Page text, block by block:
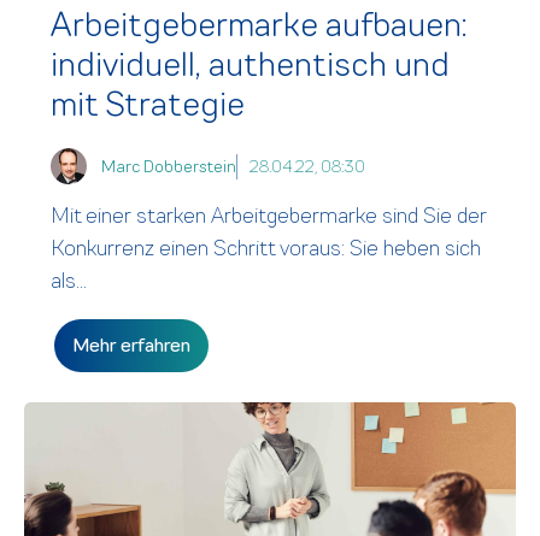
Arbeitgebermarke aufbauen:
individuell, authentisch und
mit Strategie
Marc Dobberstein 28.04.22, 08:30
Mit einer starken Arbeitgebermarke sind Sie der
Konkurrenz einen Schritt voraus: Sie heben sich
als...
Mehr erfahren